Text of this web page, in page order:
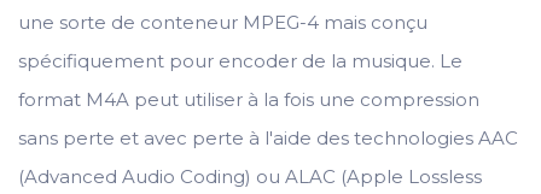
une sorte de conteneur MPEG-4 mais conçu
spécifiquement pour encoder de la musique. Le
format M4A peut utiliser à la fois une compression
sans perte et avec perte à l'aide des technologies AAC
(Advanced Audio Coding) ou ALAC (Apple Lossless